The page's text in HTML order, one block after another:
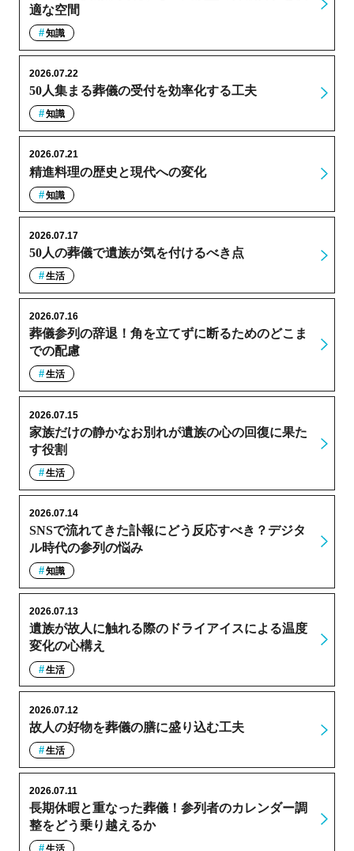
適な空間
知識
50人集まる葬儀の受付を効率化する工夫
2026.07.22
知識
精進料理の歴史と現代への変化
2026.07.21
知識
50人の葬儀で遺族が気を付けるべき点
2026.07.17
生活
葬儀参列の辞退！角を立てずに断るためのどこま
での配慮
2026.07.16
生活
家族だけの静かなお別れが遺族の心の回復に果た
す役割
2026.07.15
生活
SNSで流れてきた訃報にどう反応すべき？デジタ
ル時代の参列の悩み
2026.07.14
知識
遺族が故人に触れる際のドライアイスによる温度
変化の心構え
2026.07.13
生活
故人の好物を葬儀の膳に盛り込む工夫
2026.07.12
生活
長期休暇と重なった葬儀！参列者のカレンダー調
整をどう乗り越えるか
2026.07.11